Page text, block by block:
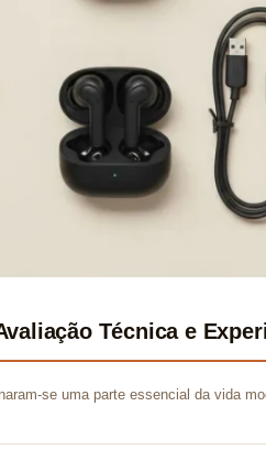
Técnica e
se uma parte essencial da vida